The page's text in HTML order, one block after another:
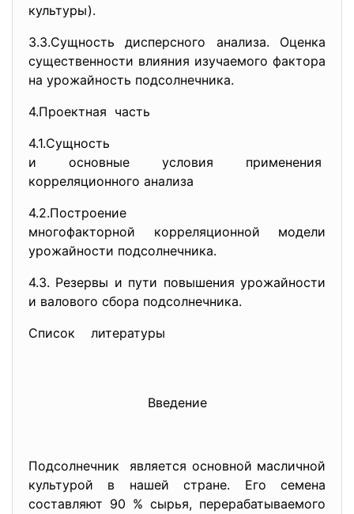
культуры).
3.3.Сущность дисперсного анализа. Оценка
существенности влияния изучаемого фактора
на урожайность подсолнечника.
4.Проектная часть
4.1.Сущность
и основные условия применения
корреляционного анализа
4.2.Построение
многофакторной корреляционной модели
урожайности подсолнечника.
4.3. Резервы и пути повышения урожайности
и валового сбора подсолнечника.
Список литературы
Введение
Подсолнечник является основной масличной
культурой в нашей стране. Его семена
составляют 90 % сырья, перерабатываемого